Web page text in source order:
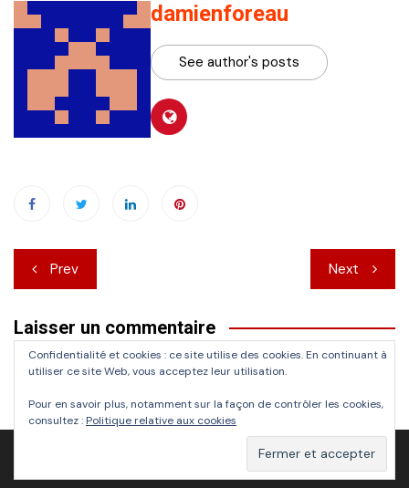
damienforeau
See author's posts
Navigation
de
l’article
Prev Next
Laisser un commentaire
Vous devezvous connecterpour publier un commentaire.
Confidentialité et cookies : ce site utilise des cookies. En continuant à
utiliser ce site Web, vous acceptez leur utilisation.
Pour en savoir plus, notamment sur la façon de contrôler les cookies,
consultez : Politique relative aux cookies